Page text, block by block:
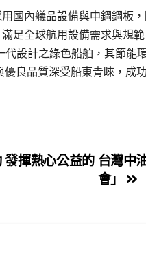
國內艤品設備與中鋼鋼板
足全球航用設備需求與規
設計之綠色船舶，其節能
良品質深受船東青睞，成
台灣中
會」
發揮熱心公益的